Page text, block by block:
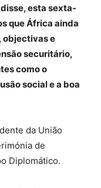
esta sexta-
que África ainda
objectivas e
securitário,
como o
social e a boa
da União
de
Diplomático.